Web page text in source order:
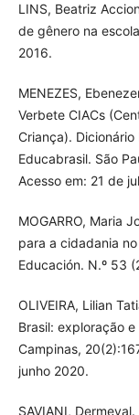
LINS, Beatriz
de gênero na
2016.
MENEZES,
Verbete CIACs
Criança).
Educabrasil. São
Acesso em: 21 de
MOGARRO, Maria
para a cidadania
Educación. N.º 53
OLIVEIRA, Lilian
Brasil: exploração
Campinas,
junho 2020.
SAVIANI,